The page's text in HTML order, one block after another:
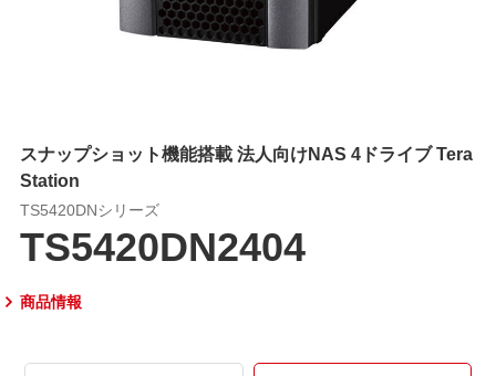
スナップショット機能搭載 法人向けNAS 4ドライブ Tera
Station
TS5420DNシリーズ
TS5420DN2404
商品情報